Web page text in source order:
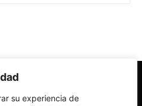
su experiencia de
católica y la sociedad